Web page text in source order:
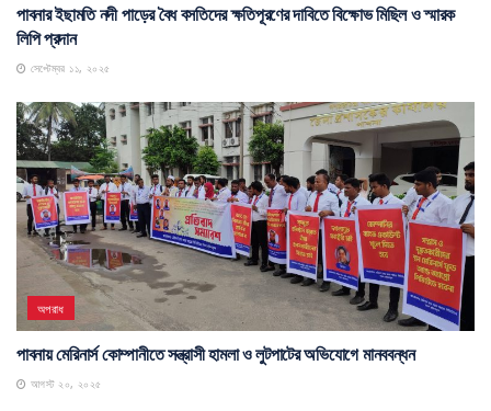
পাবনার ইছামতি নদী পাড়ের বৈধ বসতিদের ক্ষতিপূরণের দাবিতে বিক্ষোভ মিছিল ও স্মারক
লিপি প্রদান
সেপ্টেম্বর ১১, ২০২৫
অপরাধ
পাবনায় মেরিনার্স কোম্পানীতে সন্ত্রাসী হামলা ও লুটপাটের অভিযোগে মানববন্ধন
আগস্ট ২০, ২০২৫